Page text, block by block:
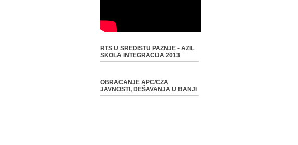
RTS U SREDISTU PAZNJE - AZIL
SKOLA INTEGRACIJA 2013
OBRAĆANJE APC/CZA
JAVNOSTI, DEŠAVANJA U BANJI